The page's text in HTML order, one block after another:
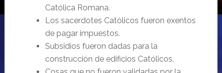
Católica Romana.
Los sacerdotes Católicos fueron exentos
de pagar impuestos.
Subsidios fueron dadas para la
construcción de edificios Católicos.